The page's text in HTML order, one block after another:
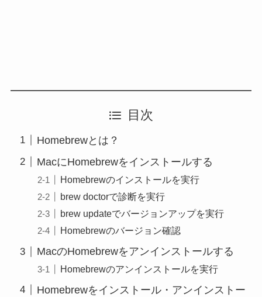
目次
Homebrewとは？
MacにHomebrewをインストールする
Homebrewのインストールを実行
brew doctorで診断を実行
brew updateでバージョンアップを実行
Homebrewのバージョン確認
MacのHomebrewをアンインストールする
Homebrewのアンインストールを実行
Homebrewをインストール・アンインストー